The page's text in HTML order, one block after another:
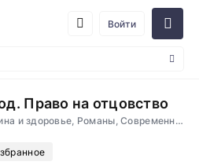
Войти
Право на отцовство
Медицина и здоровье, Романы, Современные любовные романы